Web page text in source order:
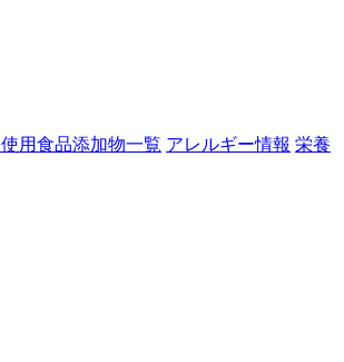
用食品添加物一覧 アレルギー情報 栄養